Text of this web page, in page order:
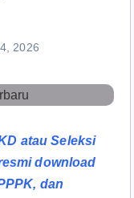
2026
atau Seleksi
download
dan